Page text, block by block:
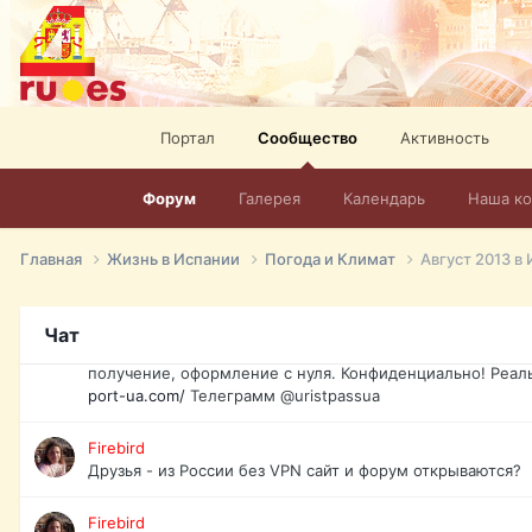
Портал Сообщество
Форум Галерея Календарь Наша
Активность
Главная Жизнь в Испании Погода и Климат Август 2013
Чат
спорт, HD. + Огромная видеотека + 10.000 фильмов и
сайта. Наш сайт: http://mir-tv.club/television-in-spain.html
David16
Книги
David16
Подскажите пожалуйста, как удалить свой аккаунт из
Юрист юа
получение, оформление с нуля. Конфиденциально!
port-ua.com/ Телеграмм @uristpassua
Firebird
Друзья - из России без VPN сайт и форум открываются?
Firebird